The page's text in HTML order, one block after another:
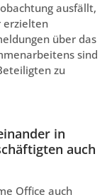
ausfällt,
erzielten
über das
sind
zu
in
auch
Office auch